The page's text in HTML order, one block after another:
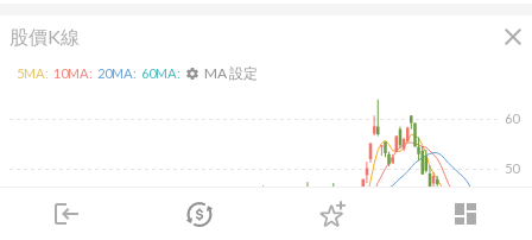
login dashboard
市場 登入
股價K線 close
50
60
5MA: 10MA: 20MA: 60MA: settings MA 設定